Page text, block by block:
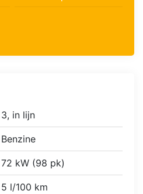
3, in lijn
Benzine
72 kW (98 pk)
5 l/100 km